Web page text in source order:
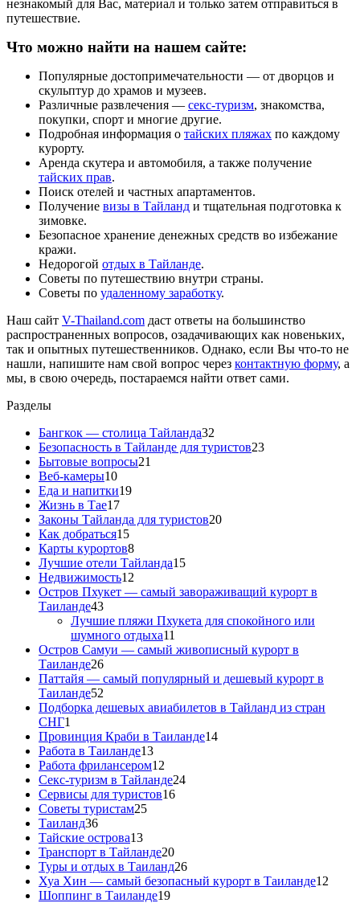
незнакомый для Вас, материал и только затем отправиться в
путешествие.
Что можно найти на нашем сайте:
Популярные достопримечательности — от дворцов и
скульптур до храмов и музеев.
Различные развлечения — секс-туризм, знакомства,
покупки, спорт и многие другие.
Подробная информация о тайских пляжах по каждому
курорту.
Аренда скутера и автомобиля, а также получение
тайских прав.
Поиск отелей и частных апартаментов.
Получение визы в Тайланд и тщательная подготовка к
зимовке.
Безопасное хранение денежных средств во избежание
кражи.
Недорогой отдых в Тайланде.
Советы по путешествию внутри страны.
Советы по удаленному заработку.
Наш сайт V-Thailand.com даст ответы на большинство
распространенных вопросов, озадачивающих как новеньких,
так и опытных путешественников. Однако, если Вы что-то не
нашли, напишите нам свой вопрос через контактную форму, а
мы, в свою очередь, постараемся найти ответ сами.
Разделы
Бангкок — столица Тайланда32
Безопасность в Тайланде для туристов23
Бытовые вопросы21
Веб-камеры10
Еда и напитки19
Жизнь в Тае17
Законы Тайланда для туристов20
Как добраться15
Карты курортов8
Лучшие отели Тайланда15
Недвижимость12
Остров Пхукет — самый завораживащий курорт в
Таиланде43
Лучшие пляжи Пхукета для спокойного или
шумного отдыха11
Остров Самуи — самый живописный курорт в
Таиланде26
Паттайя — самый популярный и дешевый курорт в
Таиланде52
Подборка дешевых авиабилетов в Тайланд из стран
СНГ1
Провинция Краби в Таиланде14
Работа в Таиланде13
Работа фрилансером12
Секс-туризм в Тайланде24
Сервисы для туристов16
Советы туристам25
Таиланд36
Тайские острова13
Транспорт в Тайланде20
Туры и отдых в Таиланд26
Хуа Хин — самый безопасный курорт в Таиланде12
Шоппинг в Таиланде19